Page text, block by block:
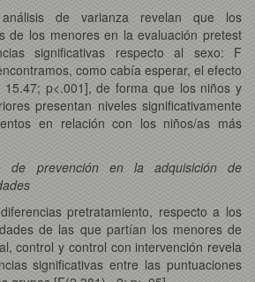
de varianza revelan que los
de los menores en la evaluación pretest
significativas respecto al sexo: F
como cabía esperar, el efecto
p<.001], de forma que los niños y
presentan niveles significativamente
en relación con los niños/as más
de prevención en la adquisición de
pretratamiento, respecto a los
de las que partían los menores de
control y control con intervención revela
significativas entre las puntuaciones